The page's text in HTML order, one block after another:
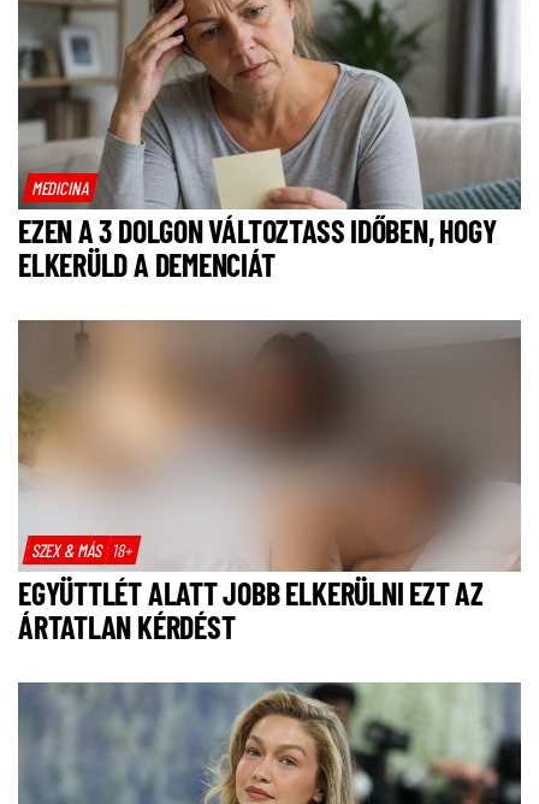
MEDICINA
EZEN A 3 DOLGON VÁLTOZTASS IDŐBEN, HOGY
ELKERÜLD A DEMENCIÁT
SZEX & MÁS 18+
EGYÜTTLÉT ALATT JOBB ELKERÜLNI EZT AZ
ÁRTATLAN KÉRDÉST